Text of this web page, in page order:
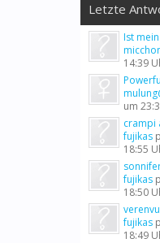
Letzte
Ist
14:39
um
crampi
fujikas
18:55
fujikas
18:50
fujikas
18:49